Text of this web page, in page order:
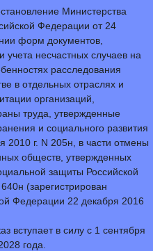
Министерства
Федерации от 24
форм документов,
несчастных случаев на
расследования
в отдельных отраслях и
организаций,
труда, утвержденные
и социального развития
2010 г. N 205н, в части отмены
обществ, утвержденных
защиты Российской
(зарегистрирован
Федерации 22 декабря 2016
вступает в силу с 1 сентября
года.